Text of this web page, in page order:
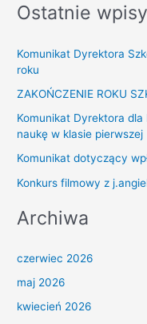
Ostatnie wpisy
Komunikat Dyrektora
roku
ZAKOŃCZENIE ROKU
Komunikat Dyrektora
naukę w klasie pierwszej
Komunikat dotyczący
Konkurs filmowy z
Archiwa
czerwiec 2026
maj 2026
kwiecień 2026